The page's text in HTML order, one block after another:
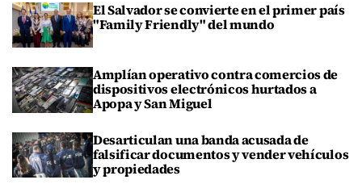
El Salvador se convierte en el primer país
"Family Friendly" del mundo
Amplían operativo contra comercios de
dispositivos electrónicos hurtados a
Apopa y San Miguel
Desarticulan una banda acusada de
falsificar documentos y vender vehículos
y propiedades